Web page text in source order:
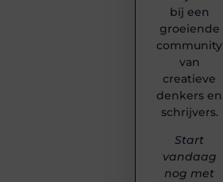
bij een
groeiende
community
van
creatieve
denkers en
schrijvers.
Start
vandaag
nog met